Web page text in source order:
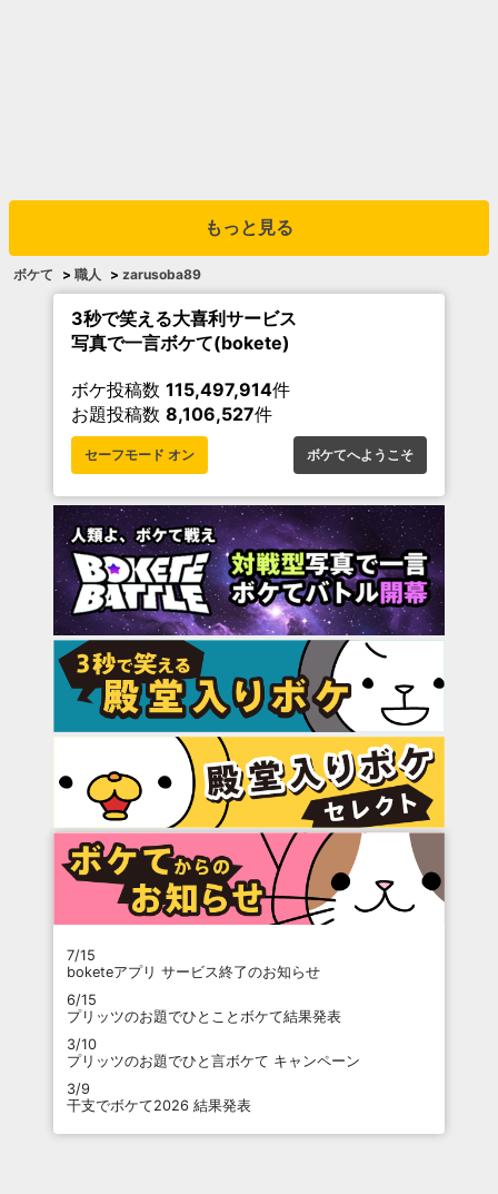
もっと見る
ボケて > 職人 > zarusoba89
3秒で笑える大喜利サービス
写真で一言ボケて(bokete)
ボケ投稿数 115,497,914件
お題投稿数 8,106,527件
セーフモード オン ボケてへようこそ
7/15
boketeアプリ サービス終了のお知らせ
6/15
プリッツのお題でひとことボケて結果発表
3/10
プリッツのお題でひと言ボケて キャンペーン
3/9
干支でボケて2026 結果発表